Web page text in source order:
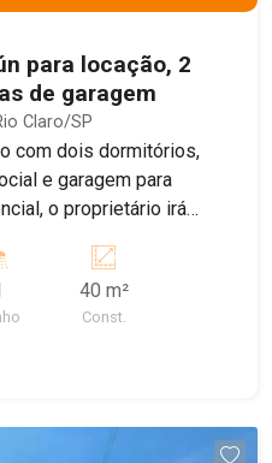
para locação, 2
de garagem
Claro/SP
com dois dormitórios,
e garagem para
o proprietário irá
para os moradores.
informações e
40 m²
Const.